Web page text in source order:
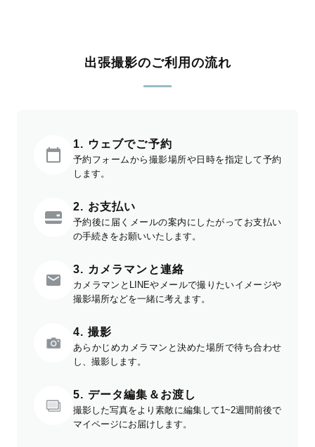
出張撮影のご利用の流れ
1. ウェブでご予約
予約フォームから撮影場所や日時を指定して予約
します。
2. お支払い
予約後に届くメールの案内にしたがってお支払い
の手続きをお願いいたします。
3. カメラマンと連絡
カメラマンとLINEやメールで撮りたいイメージや
撮影場所などを一緒に考えます。
4. 撮影
あらかじめカメラマンと決めた場所で待ち合わせ
し、撮影します。
5. データ編集＆お渡し
撮影した写真をより素敵に編集して1~2週間前後で
マイページにお届けします。